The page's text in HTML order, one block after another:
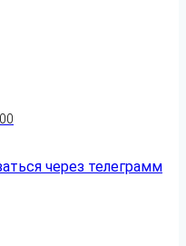
через телеграмм